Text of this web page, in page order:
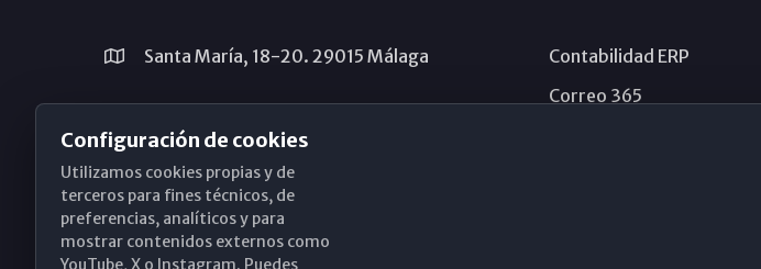
Santa María, 18-20. 29015 Málaga
obispado@diocesismalaga.es
Contabilidad ERP
Correo 365
Configuración de cookies
Utilizamos cookies propias y de
terceros para fines técnicos, de
preferencias, analíticos y para
mostrar contenidos externos como
YouTube, X o Instagram. Puedes